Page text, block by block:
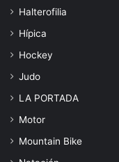
Halterofilia
Hípica
Hockey
Judo
LA PORTADA
Motor
Mountain Bike